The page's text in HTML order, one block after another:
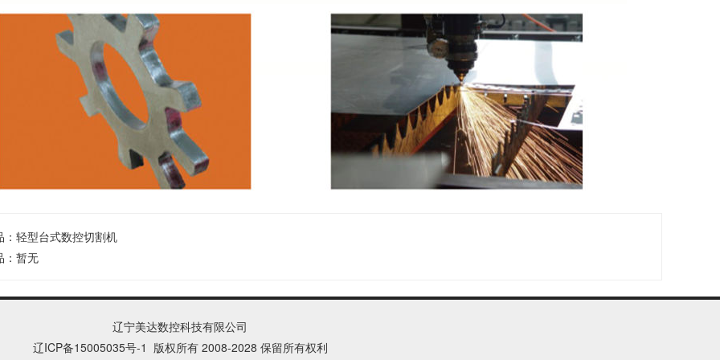
轻型台式数控切割机
：暂无
辽宁美达数控科技有限公司
辽ICP备15005035号-1 版权所有 2008-2028 保留所有权利